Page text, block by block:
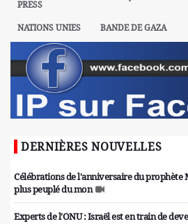
PRESS
NATIONS UNIES
BANDE DE GAZA
DERNIÈRES NOUVELLES
Célébrations de l'anniversaire du prophète
plus peuplé du mon
Experts de l'ONU : Israël est en train de